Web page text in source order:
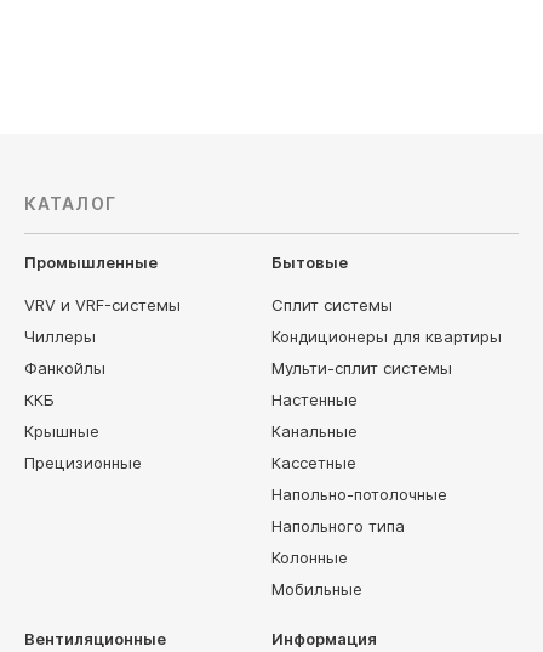
КАТАЛОГ
Промышленные
VRV и VRF-системы
Чиллеры
Фанкойлы
ККБ
Крышные
Прецизионные
Бытовые
Сплит системы
Кондиционеры для квартиры
Мульти-сплит системы
Настенные
Канальные
Кассетные
Напольно-потолочные
Напольного типа
Колонные
Мобильные
Вентиляционные
Информация